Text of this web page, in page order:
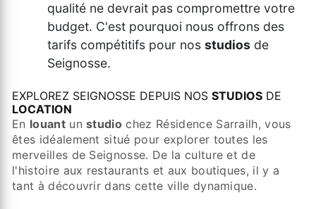
qualité ne devrait pas compromettre votre
budget. C'est pourquoi nous offrons des
tarifs compétitifs pour nos studios de
Seignosse.
EXPLOREZ SEIGNOSSE DEPUIS NOS STUDIOS DE
LOCATION
En louantunstudio chez Résidence Sarrailh, vous
êtes idéalement situé pour explorer toutes les
merveilles de Seignosse. De la culture et de
l'histoire aux restaurants et aux boutiques, il y a
tant à découvrir dans cette ville dynamique.